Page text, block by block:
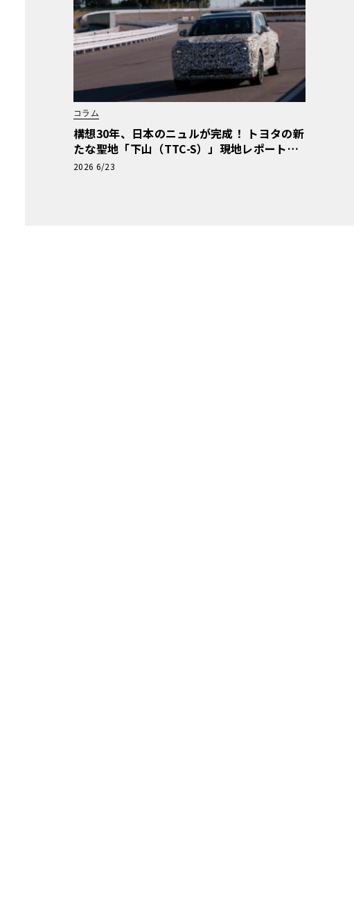
コラム
構想30年、日本のニュルが完成！ トヨタの新
たな聖地「下山（TTC-S）」現地レポート＆
新型レクサスTZ
2026 6/23